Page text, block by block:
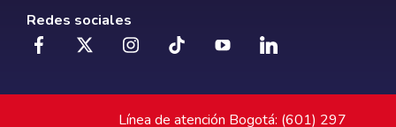
Redes sociales
Línea de atención Bogotá: (601) 297